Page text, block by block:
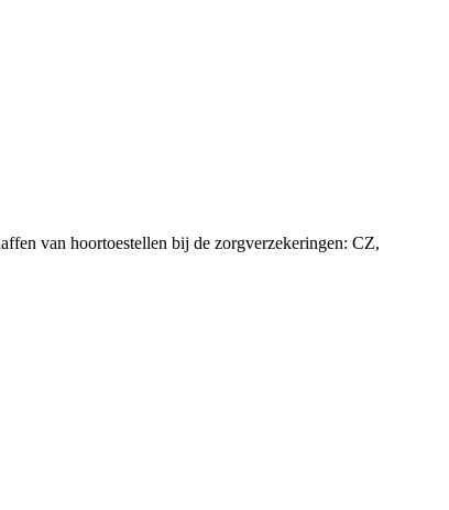
van hoortoestellen bij de zorgverzekeringen: CZ,